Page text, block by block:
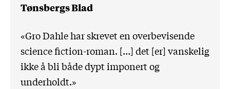
Tønsbergs Blad
«Gro Dahle har skrevet en overbevisende
science fiction-roman. […] det [er] vanskelig
ikke å bli både dypt imponert og
underholdt.»